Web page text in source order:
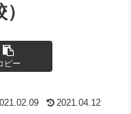
ピー
2021.04.12